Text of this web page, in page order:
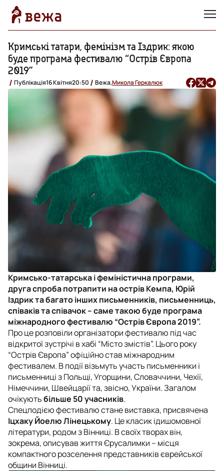
Кримські татари, фемінізм та Іздрик: якою
буде програма фестивалю “Острів Європа
2019”
Публікація16 Квітня20:50 Вежа,Микола Геркалюк
Кримсько-татарська і феміністична програми,
друга спроба потрапити на острів Кемпа, Юрій
Іздрик та багато інших письменників, письменниць,
співаків та співачок – саме такою буде програма
міжнародного фестивалю “Острів Європа 2019”.
Про це розповіли організатори фестивалю під час
відкритої зустрічі в хабі “Місто змістів”. Цього року
“Острів Європа” офіційно став міжнародним
фестивалем. В події візьмуть участь письменники і
письменниці з Польщі, Угорщини, Словаччини, Чехії,
Німеччини, Швейцарії та, звісно, України. Загалом
очікуютьбільше 50 учасників.
Спецподією фестивалю стане виставка, присвячена
ІцхакуЙоелю Лінецькому. Це класик ідишомовної
літератури, родом з Вінниці. В своїх творах він,
зокрема, описував життя Єрусалимки – місця
компактного розселення представників єврейської
общини Вінниці.